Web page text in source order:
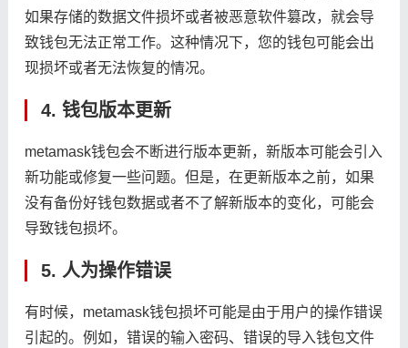
如果存储的数据文件损坏或者被恶意软件篡改，就会导
致钱包无法正常工作。这种情况下，您的钱包可能会出
现损坏或者无法恢复的情况。
4. 钱包版本更新
metamask钱包会不断进行版本更新，新版本可能会引入
新功能或修复一些问题。但是，在更新版本之前，如果
没有备份好钱包数据或者不了解新版本的变化，可能会
导致钱包损坏。
5. 人为操作错误
有时候，metamask钱包损坏可能是由于用户的操作错误
引起的。例如，错误的输入密码、错误的导入钱包文件